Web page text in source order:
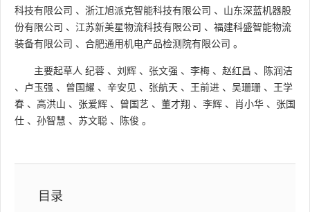
科技有限公司 、 浙江旭派克智能科技有限公司 、 山东深蓝机器股
份有限公司 、 江苏新美星物流科技有限公司 、 福建科盛智能物流
装备有限公司 、 合肥通用机电产品检测院有限公司 。
主要起草人 纪蓉 、 刘辉 、 张文强 、 李梅 、 赵红昌 、
陈润洁
、
卢玉强 、 曾国耀 、 辛安见 、 张航天 、 王前进 、 吴珊珊 、 王学
春 、 高洪山 、 张爱辉 、 曾国艺 、 董才翔 、 李辉 、 肖小华 、 张国
仕 、 孙智慧 、 苏文聪 、 陈俊 。
目录